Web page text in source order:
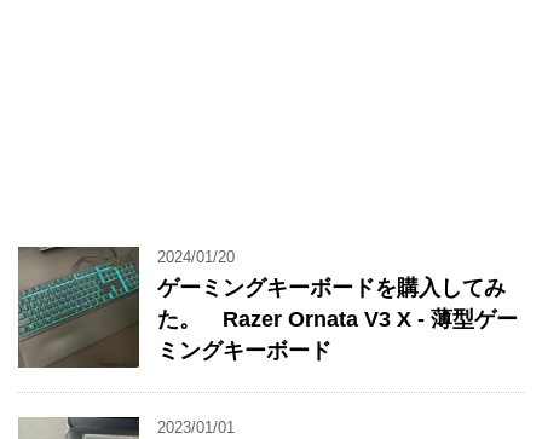
2024/01/20
ゲーミングキーボードを購入してみ
た。 Razer Ornata V3 X - 薄型ゲー
ミングキーボード
2023/01/01